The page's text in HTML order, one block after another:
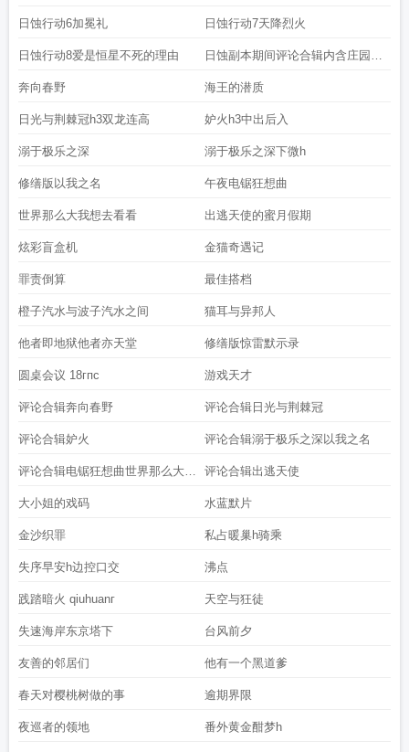
日蚀行动6加冕礼 日蚀行动7天降烈火
日蚀行动8爱是恒星不死的理由 日蚀副本期间评论合辑内含庄园地
图1份
奔向春野 海王的潜质
日光与荆棘冠h3双龙连高 妒火h3中出后入
溺于极乐之深 溺于极乐之深下微h
修缮版以我之名 午夜电锯狂想曲
世界那么大我想去看看 出逃天使的蜜月假期
炫彩盲盒机 金猫奇遇记
罪责倒算 最佳搭档
橙子汽水与波子汽水之间 猫耳与异邦人
他者即地狱他者亦天堂 修缮版惊雷默示录
圆桌会议 18гпc 游戏天才
评论合辑奔向春野 评论合辑日光与荆棘冠
评论合辑妒火 评论合辑溺于极乐之深以我之名
评论合辑电锯狂想曲世界那么大我
想去看
评论合辑出逃天使
大小姐的戏码 水蓝默片
金沙织罪 私占暖巢h骑乘
失序早安h边控口交 沸点
践踏暗火 qiuhuanг 天空与狂徒
失速海岸东京塔下 台风前夕
友善的邻居们 他有一个黑道爹
春天对樱桃树做的事 逾期界限
夜巡者的领地 番外黄金酣梦h